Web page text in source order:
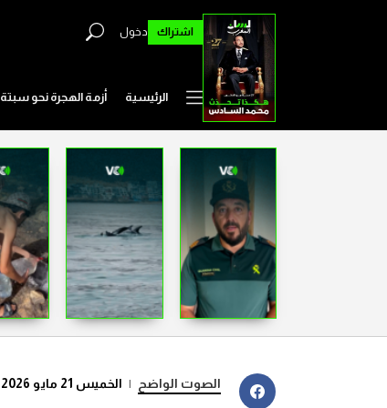
اشتراك دخول
الرئيسية أزمة الهجرة نحو سبتة
الصوت الواضح | الخميس 21 مايو 2026 - 07:01